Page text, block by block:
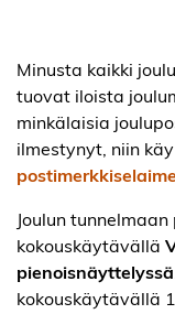
Minusta kaikki
tuovat iloista
minkälaisia
ilmestynyt, niin
Joulun
kokouskäytävällä
pienoisnäyttelyssä
kokouskäytävällä